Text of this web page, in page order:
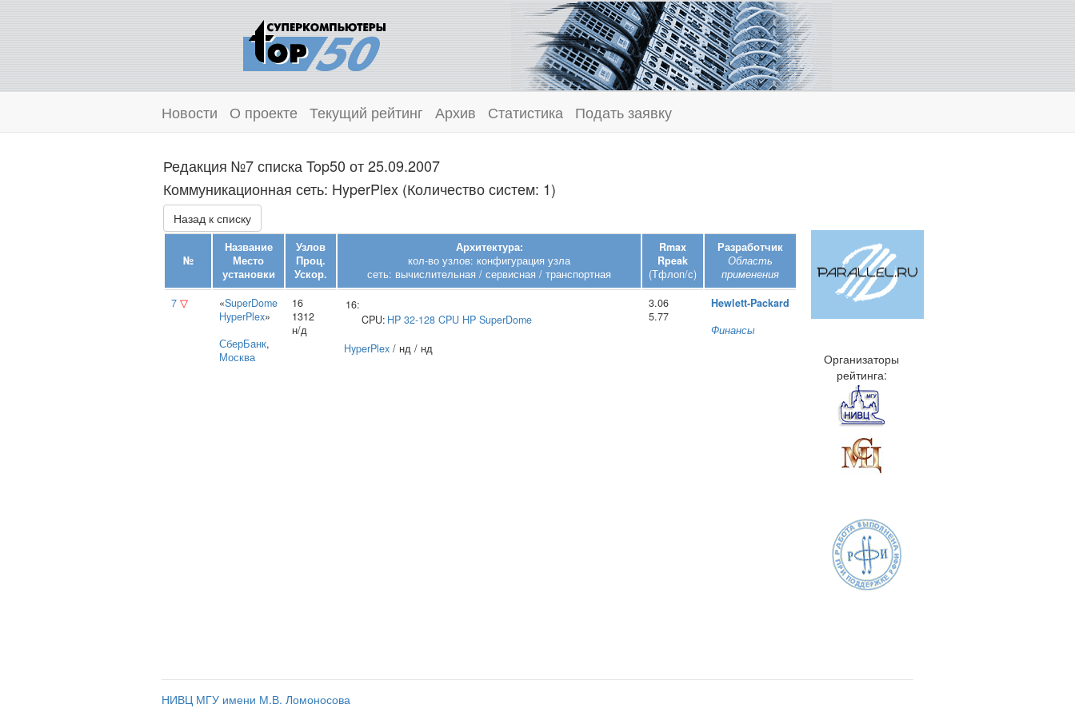
Новости О проекте Текущий рейтинг Архив Статистика Подать заявку
Редакция №7 списка Top50 от 25.09.2007
Коммуникационная сеть: HyperPlex (Количество систем: 1)
Назад к списку
№
Название
Место
установки
Узлов
Проц.
Ускор.
Архитектура:
кол-во узлов: конфигурация узла
сеть: вычислительная / сервисная / транспортная
Rmax
Rpeak
(Тфлоп/с)
Разработчик
Область
применения
7 ▽ «SuperDome
HyperPlex»
СберБанк,
Москва
16
1312
н/д
16:
CPU: HP 32-128 CPU HP SuperDome
HyperPlex / нд / нд
3.06
5.77
Hewlett‑Packard
Финансы
Организаторы
рейтинга:
НИВЦ МГУ имени М.В. Ломоносова